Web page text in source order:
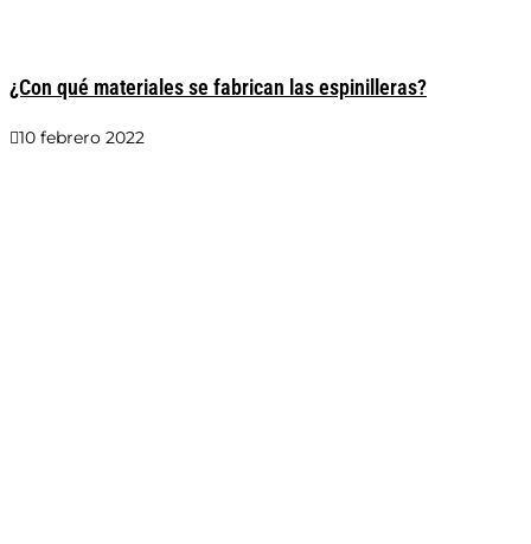
¿Con qué materiales se fabrican las espinilleras?
10 febrero 2022